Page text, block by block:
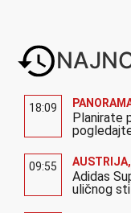
18:09
Planirate
09:55 AUSTRIJA,
Adidas
uličnog